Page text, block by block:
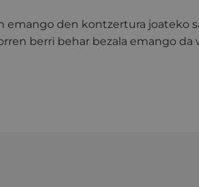
emango den kontzertura joateko
berri behar bezala emango da